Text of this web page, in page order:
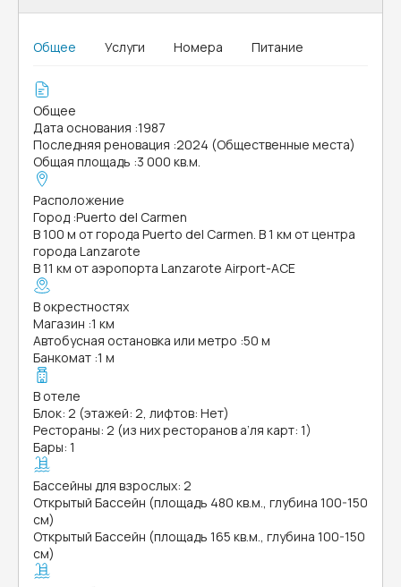
Общее Услуги Номера Питание
Общее
Дата основания :1987
Последняя реновация :2024 (Общественные места)
Общая площадь :3 000 кв.м.
Расположение
Город :Puerto del Carmen
В 100 м от города Puerto del Carmen. В 1 км от центра
города Lanzarote
В 11 км от аэропорта Lanzarote Airport-ACE
В окрестностях
Магазин :1 км
Автобусная остановка или метро :50 м
Банкомат :1 м
В отеле
Блок: 2 (этажей: 2, лифтов: Нет)
Рестораны: 2 (из них ресторанов а’ля карт: 1)
Бары: 1
Бассейны для взрослых: 2
Открытый Бассейн (площадь 480 кв.м., глубина 100-150
см)
Открытый Бассейн (площадь 165 кв.м., глубина 100-150
см)